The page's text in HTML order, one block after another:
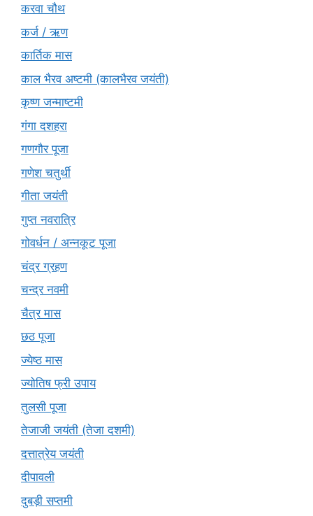
करवा चौथ
कर्ज / ऋण
कार्तिक मास
काल भैरव अष्टमी (कालभैरव जयंती)
कृष्ण जन्माष्टमी
गंगा दशहरा
गणगौर पूजा
गणेश चतुर्थी
गीता जयंती
गुप्त नवरात्रि
गोवर्धन / अन्नकूट पूजा
चंद्र ग्रहण
चन्द्र नवमी
चैत्र मास
छठ पूजा
ज्येष्ठ मास
ज्योतिष फ्री उपाय
तुलसी पूजा
तेजाजी जयंती (तेजा दशमी)
दत्तात्रेय जयंती
दीपावली
दुबड़ी सप्तमी